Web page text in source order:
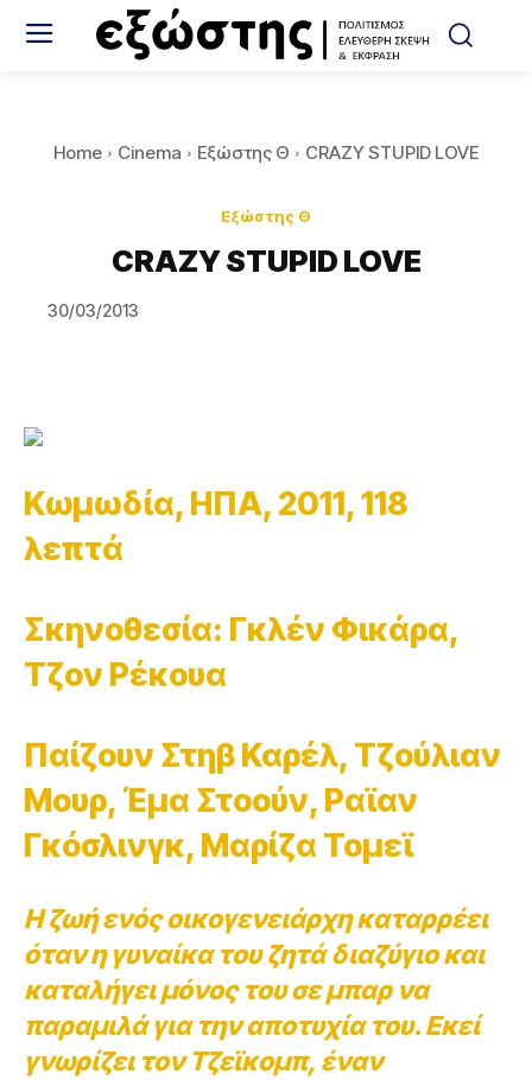
Home Cinema Εξώστης Θ CRAZY STUPID LOVE
Εξώστης Θ
CRAZY STUPID LOVE
30/03/2013
Κωμωδία, ΗΠΑ, 2011, 118
λεπτά
Σκηνοθεσία: Γκλέν Φικάρα,
Τζον Ρέκουα
Παίζουν Στηβ Καρέλ, Τζούλιαν
Μουρ, Έμα Στοούν, Ραϊαν
Γκόσλινγκ, Μαρίζα Τομεϊ
Η ζωή ενός οικογενειάρχη καταρρέει
όταν η γυναίκα του ζητά διαζύγιο και
καταλήγει μόνος του σε μπαρ να
παραμιλά για την αποτυχία του. Εκεί
γνωρίζει τον Τζεϊκομπ, έναν